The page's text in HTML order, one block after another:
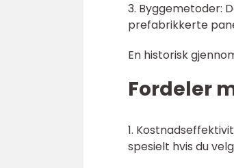
3. Byggemetoder:
prefabrikkerte
En historisk
Fordeler
1.
spesielt hvis du